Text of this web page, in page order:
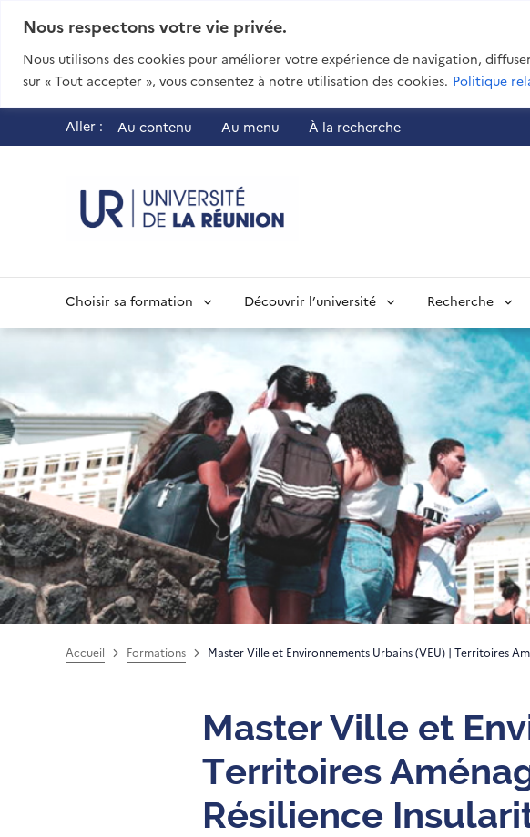
Nous respectons votre vie privée.
Nous utilisons des cookies pour améliorer votre expérience de navigation,
sur « Tout accepter », vous consentez à notre utilisation des cookies. Politique
Aller : Au contenu Au menu À la recherche
Choisir sa formation Découvrir l’université Recherche
Accueil Formations Master Ville et Environnements Urbains (VEU) | Territoires
Master Ville et
Territoires
Résilience